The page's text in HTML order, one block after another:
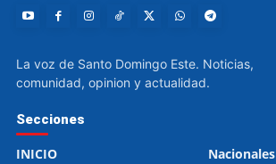
La voz de Santo Domingo Este. Noticias,
comunidad, opinion y actualidad.
Secciones
INICIO
Nacionales